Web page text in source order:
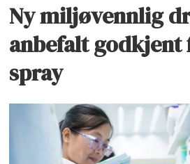
Ny miljøvennlig
anbefalt
spray